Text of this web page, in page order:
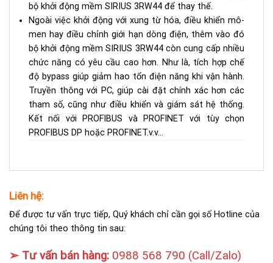
bộ khởi động mềm SIRIUS 3RW44 để thay thế.
Ngoài việc khởi động với xung từ hóa, điều khiển mô-
men hay điều chỉnh giới hạn dòng điện, thêm vào đó
bộ khởi động mềm SIRIUS 3RW44 còn cung cấp nhiều
chức năng có yêu cầu cao hơn. Như là, tích hợp chế
độ bypass giúp giảm hao tổn điện năng khi vận hành.
Truyền thông với PC, giúp cài đặt chính xác hơn các
tham số, cũng như điều khiển và giám sát hệ thống.
Kết nối với PROFIBUS và PROFINET với tùy chọn
PROFIBUS DP hoặc PROFINET.v.v…
Liên hệ:
Để được tư vấn trực tiếp, Quý khách chỉ cần gọi số Hotline của
chúng tôi theo thông tin sau:
➢ Tư vấn bán hàng: 0988 568 790 (Call/Zalo)